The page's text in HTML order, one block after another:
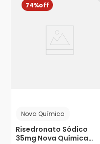
74%
Nova Química
Risedronato Sódico
35mg Nova Química